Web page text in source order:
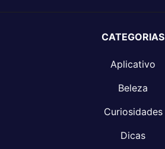
CATEGORIAS
Aplicativo
Beleza
Curiosidades
Dicas